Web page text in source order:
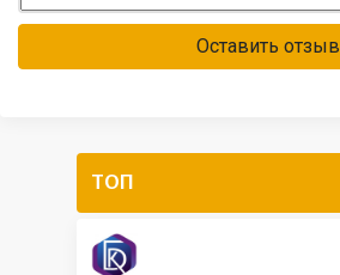
Оставить отзыв
ТОП